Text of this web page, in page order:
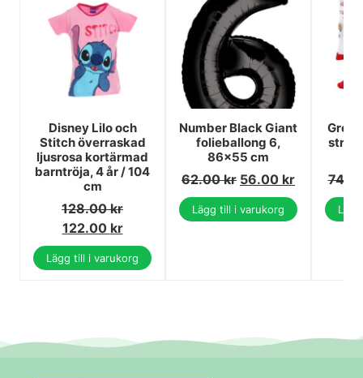
Disney Lilo och
Stitch överraskad
ljusrosa kortärmad
barntröja, 4 år / 104
cm
128.00kr
122.00 kr
Lägg till i varukorg
Number Black Giant
folieballong 6,
86×55 cm
62.00kr 56.00 kr
Lägg till i varukorg